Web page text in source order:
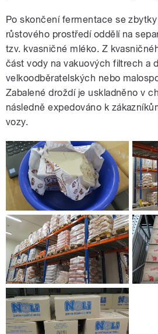
Po skončení fermentace se
růstového prostředí oddělí na
tzv. kvasničné mléko. Z
část vody na vakuových filtrech a
velkoodběratelských nebo
Zabalené droždí je uskladněno v
následně expedováno k
vozy.